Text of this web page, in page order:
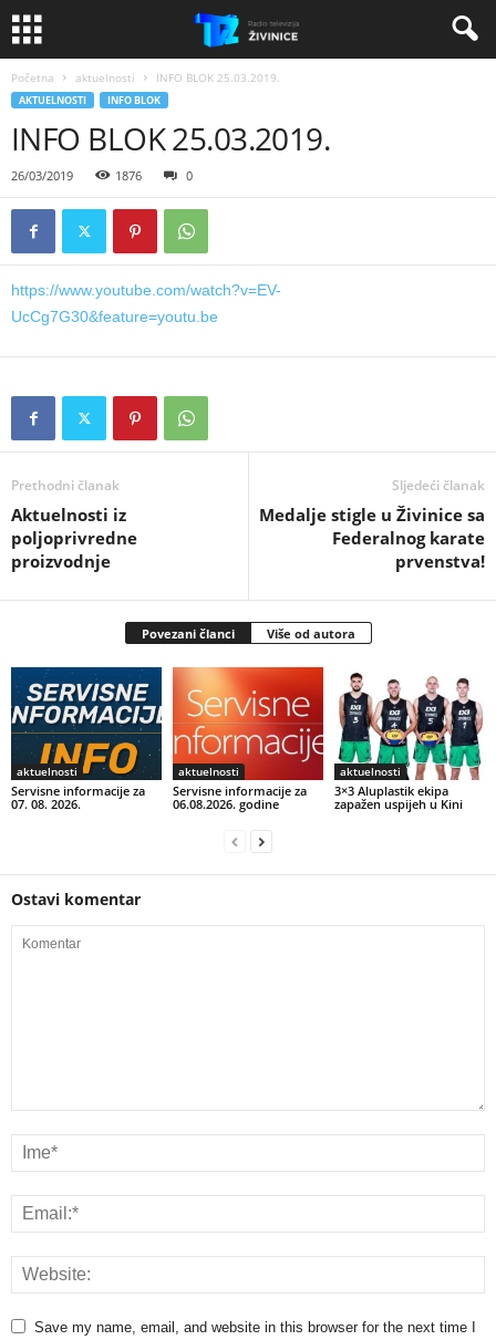
Početna aktuelnosti INFO BLOK 25.03.2019.
AKTUELNOSTI INFO BLOK
INFO BLOK 25.03.2019.
26/03/2019 1876 0
https://www.youtube.com/watch?v=EV-
UcCg7G30&feature=youtu.be
Prethodni članak
Aktuelnosti iz
poljoprivredne
proizvodnje
Sljedeći članak
Medalje stigle u Živinice sa
Federalnog karate
prvenstva!
Povezani članci Više od autora
aktuelnosti
Servisne informacije za
07. 08. 2026.
aktuelnosti
Servisne informacije za
06.08.2026. godine
aktuelnosti
3×3 Aluplastik ekipa
zapažen uspijeh u Kini
Ostavi komentar
Save my name, email, and website in this browser for the next time I